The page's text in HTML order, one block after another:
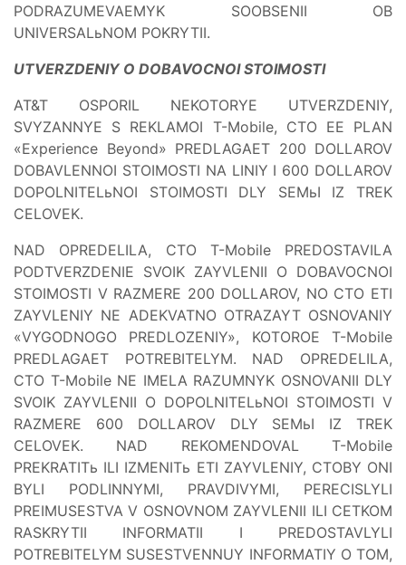
PODRAZUMEVAEMYK SOOBSENII OB
UNIVERSALьNOM POKRYTII.
UTVERZDENIY O DOBAVOCNOI STOIMOSTI
AT&T OSPORIL NEKOTORYE UTVERZDENIY,
SVYZANNYE S REKLAMOI T-Mobile, CTO EE PLAN
«Experience Beyond» PREDLAGAET 200 DOLLAROV
DOBAVLENNOI STOIMOSTI NA LINIY I 600 DOLLAROV
DOPOLNITELьNOI STOIMOSTI DLY SEMьI IZ TREK
CELOVEK.
NAD OPREDELILA, CTO T-Mobile PREDOSTAVILA
PODTVERZDENIE SVOIK ZAYVLENII O DOBAVOCNOI
STOIMOSTI V RAZMERE 200 DOLLAROV, NO CTO ETI
ZAYVLENIY NE ADEKVATNO OTRAZAYT OSNOVANIY
«VYGODNOGO PREDLOZENIY», KOTOROE T-Mobile
PREDLAGAET POTREBITELYM. NAD OPREDELILA,
CTO T-Mobile NE IMELA RAZUMNYK OSNOVANII DLY
SVOIK ZAYVLENII O DOPOLNITELьNOI STOIMOSTI V
RAZMERE 600 DOLLAROV DLY SEMьI IZ TREK
CELOVEK. NAD REKOMENDOVAL T-Mobile
PREKRATITь ILI IZMENITь ETI ZAYVLENIY, CTOBY ONI
BYLI PODLINNYMI, PRAVDIVYMI, PERECISLYLI
PREIMUSESTVA V OSNOVNOM ZAYVLENII ILI CETKOM
RASKRYTII INFORMATII I PREDOSTAVLYLI
POTREBITELYM SUSESTVENNUY INFORMATIY O TOM,